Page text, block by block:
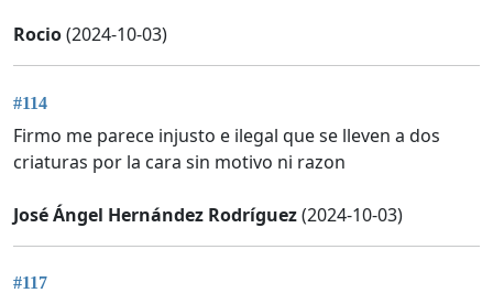
Rocio(2024-10-03)
#114
Firmo me parece injusto e ilegal que se lleven a dos
criaturas por la cara sin motivo ni razon
José Ángel Hernández Rodríguez(2024-10-03)
#117